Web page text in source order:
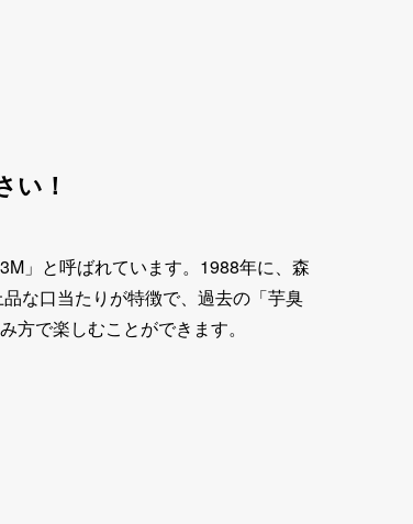
い！
」と呼ばれています。1988年に、森
な口当たりが特徴で、過去の「芋臭
で楽しむことができます。